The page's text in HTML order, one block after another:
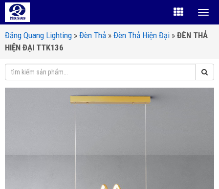
Đăng Quang Lighting » Đèn Thả » Đèn Thả Hiện Đại » ĐÈN THẢ
HIỆN ĐẠI TTK136